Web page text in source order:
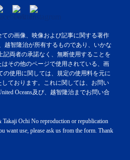
の画像、映像および記事に関する著作
智隆治が所有するものであり、いかな
記両者の承諾なく、無断使用することを
その他のページで使用されている、画
の使用に関しては、規定の使用料を元に
ております。これに関しては、お問い
Oceans及び、越智隆治までお問い合
Ochi No reproduction or republication
want use, please ask us from the form. Thank